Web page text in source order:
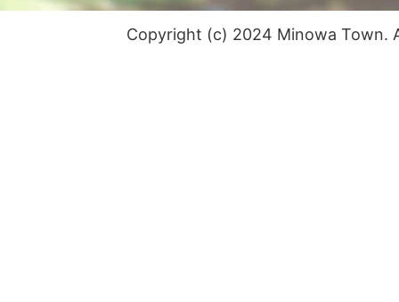
Copyright (c) 2024 Minowa Town.